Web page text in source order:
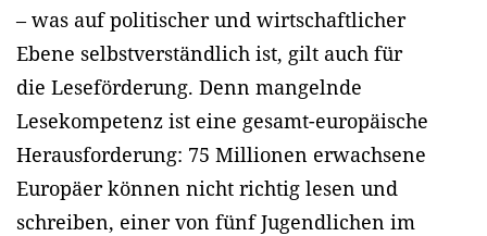
– was auf politischer und wirtschaftlicher
Ebene selbstverständlich ist, gilt auch für
die Leseförderung. Denn mangelnde
Lesekompetenz ist eine gesamt-europäische
Herausforderung: 75 Millionen erwachsene
Europäer können nicht richtig lesen und
schreiben, einer von fünf Jugendlichen im